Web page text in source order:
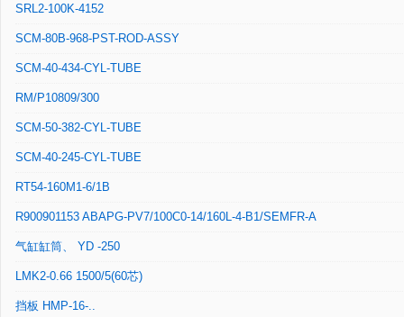
SRL2-100K-4152
SCM-80B-968-PST-ROD-ASSY
SCM-40-434-CYL-TUBE
RM/P10809/300
SCM-50-382-CYL-TUBE
SCM-40-245-CYL-TUBE
RT54-160M1-6/1B
R900901153 ABAPG-PV7/100C0-14/160L-4-B1/SEMFR-A
气缸缸筒、 YD -250
LMK2-0.66 1500/5(60芯)
挡板 HMP-16-..